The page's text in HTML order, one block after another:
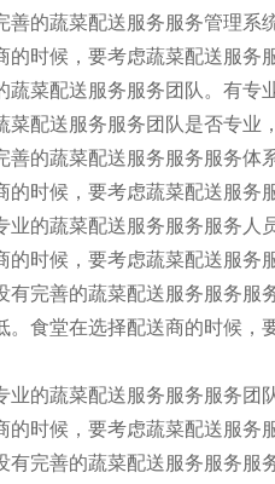
的蔬菜配送服务服务管理
时候，要考虑蔬菜配送服务
菜配送服务服务团队。有
配送服务服务团队是否专业
的蔬菜配送服务服务服务
时候，要考虑蔬菜配送服务
的蔬菜配送服务服务服务
时候，要考虑蔬菜配送服务
完善的蔬菜配送服务服务
食堂在选择配送商的时候
的蔬菜配送服务服务服务
时候，要考虑蔬菜配送服务
完善的蔬菜配送服务服务